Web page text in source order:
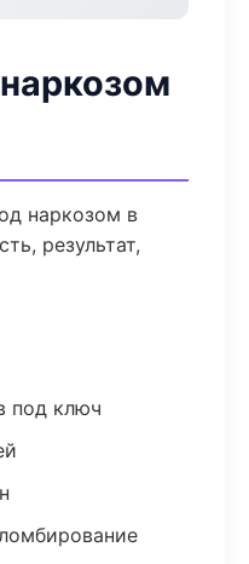
наркозом в
результат,
под ключ